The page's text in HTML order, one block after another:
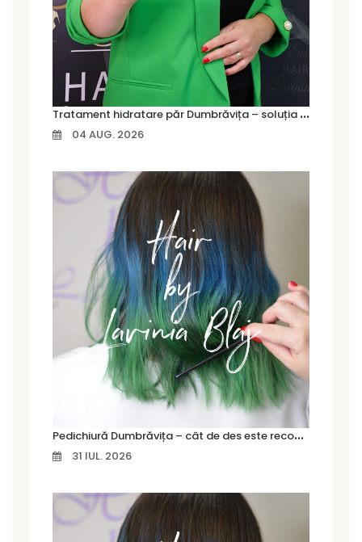
T
ratament hidratare păr Dumbrăvița – soluția pentru un păr moale, strălucitor și sănătos
04 AUG. 2026
P
edichiură Dumbrăvița – cât de des este recomandat să îți faci o pedichiură profesională
31 IUL. 2026